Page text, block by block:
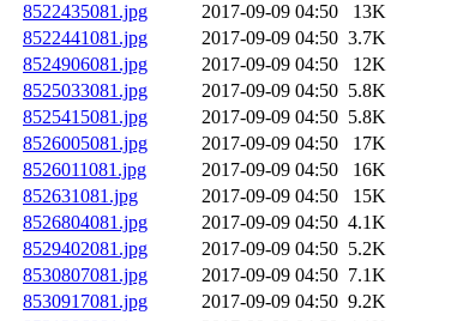
8522435081.jpg
2017-09-09 04:50
13K
8522441081.jpg
2017-09-09 04:50 3.7K
8524906081.jpg
2017-09-09 04:50
12K
8525033081.jpg
2017-09-09 04:50 5.8K
8525415081.jpg
2017-09-09 04:50 5.8K
8526005081.jpg
2017-09-09 04:50
17K
8526011081.jpg
2017-09-09 04:50
16K
852631081.jpg
2017-09-09 04:50
15K
8526804081.jpg
2017-09-09 04:50 4.1K
8529402081.jpg
2017-09-09 04:50 5.2K
8530807081.jpg
2017-09-09 04:50 7.1K
8530917081.jpg
2017-09-09 04:50 9.2K